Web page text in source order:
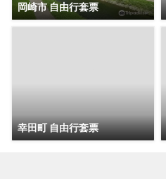
岡崎市 自由行套票
幸田町 自由行套票